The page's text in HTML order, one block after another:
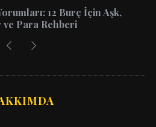
12 Burç İçin Aşk,
Para Rehberi